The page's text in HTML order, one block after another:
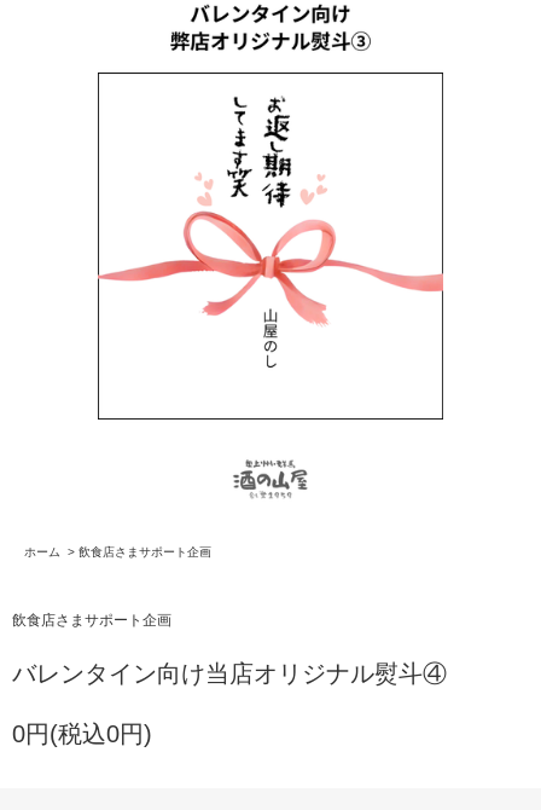
ホーム > 飲食店さまサポート企画
飲食店さまサポート企画
バレンタイン向け当店オリジナル熨斗④
0円(税込0円)